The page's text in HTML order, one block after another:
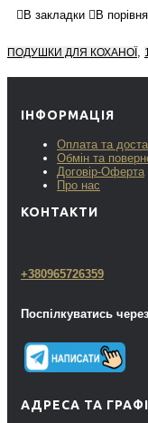
В закладки В
ПОДУШКИ ДЛЯ КОХАНОЇ ,
ІНФОРМАЦІЯ
Оплата та
Обмін та
Договір-Оферта
Про нас
КОНТАКТИ
+380965726359
Поспілкуватись
АДРЕСА ТА